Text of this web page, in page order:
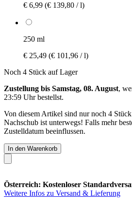
€ 6,99 (€ 139,80 / l)
250 ml
€ 25,49 (€ 101,96 / l)
Noch 4 Stück auf Lager
Zustellung bis Samstag, 08. August,
23:59 Uhrbestellst.
Von diesem Artikel sind nur noch 4
Nachschub ist unterwegs! Falls mehr
Zustelldatum beeinflussen.
In den Warenkorb
Österreich: Kostenloser
Weitere Infos zu Versand & Lieferung